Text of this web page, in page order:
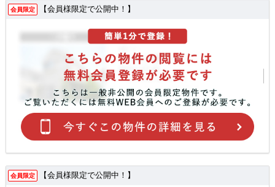
会員限定 【会員様限定で公開中！】
会員限定 【会員様限定で公開中！】